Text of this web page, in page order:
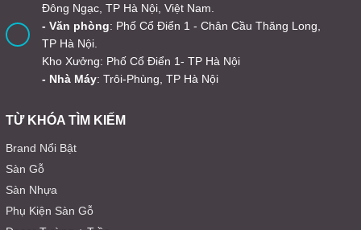
Đông Ngạc, TP Hà Nội, Việt Nam.
- Văn phòng: Phố Cổ Điển 1 - Chân Cầu Thăng Long,
TP Hà Nội.
Kho Xưởng: Phố Cổ Điển 1- TP Hà Nội
- Nhà Máy: Trôi-Phùng, TP Hà Nội
TỪ KHÓA TÌM KIẾM
Brand Nổi Bật
Sàn Gỗ
Sàn Nhựa
Phụ Kiện Sàn Gỗ